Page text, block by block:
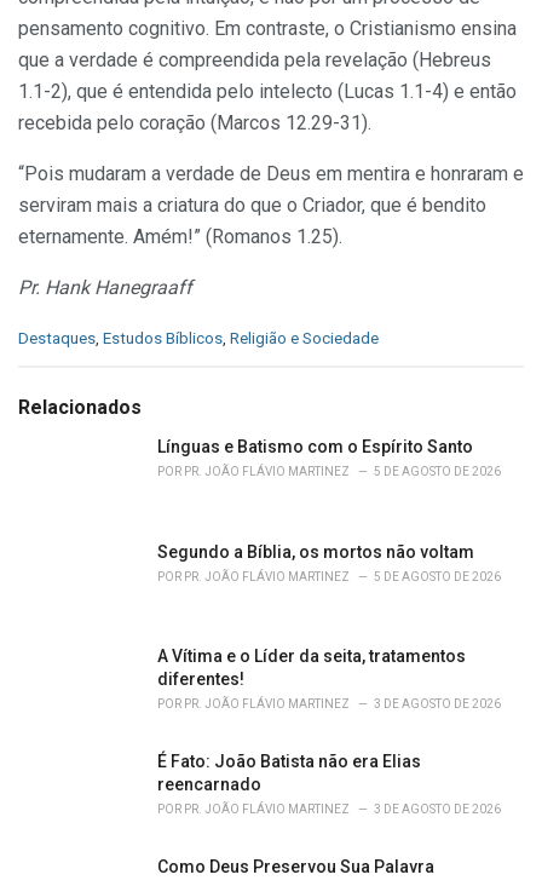
pensamento cognitivo. Em contraste, o Cristianismo ensina
que a verdade é compreendida pela revelação (Hebreus
1.1-2), que é entendida pelo intelecto (Lucas 1.1-4) e então
recebida pelo coração (Marcos 12.29-31).
“Pois mudaram a verdade de Deus em mentira e honraram e
serviram mais a criatura do que o Criador, que é bendito
eternamente. Amém!” (Romanos 1.25).
Pr. Hank Hanegraaff
C
e
Destaques Estudos Bíblicos Religião e Sociedade
Relacionados
Línguas e Batismo com o Espírito Santo
POR PR. JOÃO FLÁVIO MARTINEZ 5 DE AGOSTO DE 2026
Segundo a Bíblia, os mortos não voltam
POR PR. JOÃO FLÁVIO MARTINEZ 5 DE AGOSTO DE 2026
A Vítima e o Líder da seita, tratamentos
diferentes!
POR PR. JOÃO FLÁVIO MARTINEZ 3 DE AGOSTO DE 2026
É Fato: João Batista não era Elias
reencarnado
POR PR. JOÃO FLÁVIO MARTINEZ 3 DE AGOSTO DE 2026
Como Deus Preservou Sua Palavra